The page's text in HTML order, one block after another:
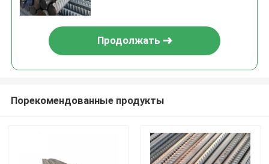
Продолжать
Порекомендованные продукты